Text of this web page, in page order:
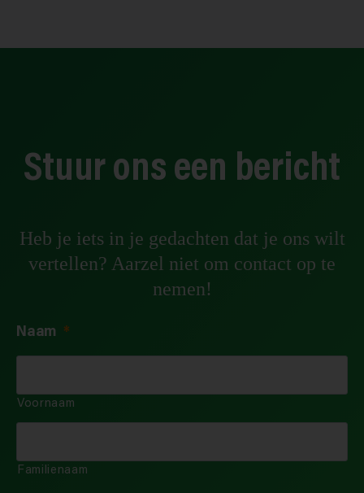
Stuur ons een bericht
Heb je iets in je gedachten dat je ons wilt
vertellen? Aarzel niet om contact op te
nemen!
Naam *
Voornaam
Familienaam